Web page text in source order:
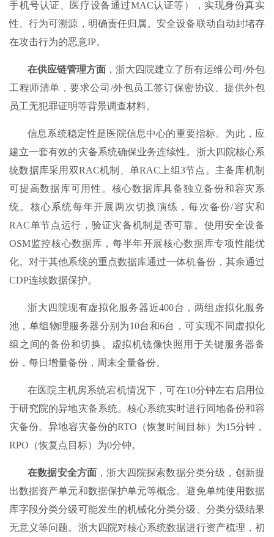
手机号认证、医疗设备通过MAC认证等），实现身份真实
性、行为可溯源，明确责任归属。安全设备联动自动封堵存
在攻击行为的恶意IP。
在供应链管理方面 ，浙大四院建立了所有运维公司/外包
工程师清单，要求公司/外包员工签订保密协议、提供外包
员工无犯罪证明等背景调查材料。
信息系统稳定性是医院信息中心的重要指标。为此，应
建立一套有效的灾备系统确保业务连续性。浙大四院核心系
统数据库采用双RAC机制、单RAC上组3节点。主备库机制
可提高数据库可用性。核心数据库具备独立备份和容灾系
统。核心系统每年开展两次切换演练，每次备份/容灾和
RAC单节点运行，验证灾备机制是否可靠。使用安全设备
OSM监控核心数据库，每半年开展核心数据库专项性能优
化。对于其他系统的重点数据库通过一体机备份，其余通过
CDP连续数据保护。
浙大四院现有虚拟化服务器近400台，两组虚拟化服务
池，单组物理服务器分别为10台和6台，可实现不同虚拟化
组之间的备份和切换。虚拟机镜像快照用于关键服务器备
份，每日增量备份，周末全量备份。
在医院主机房系统宕机情况下，可在10分钟左右启用位
于研究院的异地灾备系统。核心系统实时进行同地备份和容
灾备份。异地容灾备份的RTO（恢复时间目标）为15分钟，
RPO（恢复点目标）为0分钟。
在数据安全方面 ，浙大四院探索数据分类分级，创新提
出数据资产单元和数据保护单元等概念。避免单纯使用数据
库字段分类分级可能发生的机械化分类分级、分类分级结果
无意义等问题。浙大四院对核心系统数据进行资产梳理，初